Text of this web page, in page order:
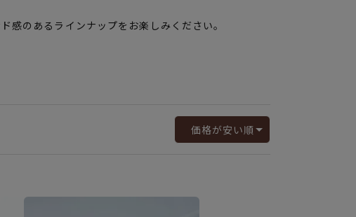
感のあるラインナップをお楽しみください。
価格が安い順